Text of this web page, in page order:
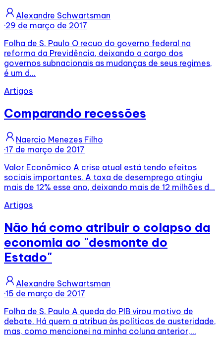
Alexandre Schwartsman
·29 de março de 2017
Folha de S. Paulo O recuo do governo federal na
reforma da Previdência, deixando a cargo dos
governos subnacionais as mudanças de seus regimes,
é um d...
Artigos
Comparando recessões
Naercio Menezes Filho
·17 de março de 2017
Valor Econômico A crise atual está tendo efeitos
sociais importantes. A taxa de desemprego atingiu
mais de 12% esse ano, deixando mais de 12 milhões d...
Artigos
Não há como atribuir o colapso da
economia ao "desmonte do
Estado"
Alexandre Schwartsman
·15 de março de 2017
Folha de S. Paulo A queda do PIB virou motivo de
debate. Há quem a atribua às políticas de austeridade,
mas, como mencionei na minha coluna anterior,...